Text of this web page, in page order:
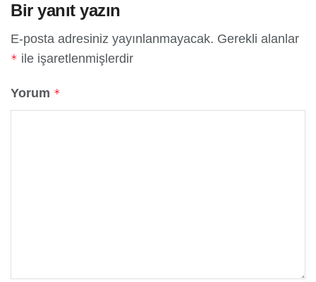
Bir yanıt yazın
E-posta adresiniz yayınlanmayacak. Gerekli alanlar
* ile işaretlenmişlerdir
Yorum *